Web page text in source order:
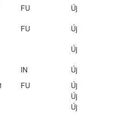
FU
Új
FU
Új
Új
IN
Új
FU
Új
Új
Új